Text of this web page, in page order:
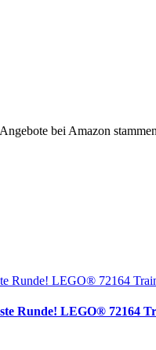
bei Amazon
Runde! LEGO® 72164